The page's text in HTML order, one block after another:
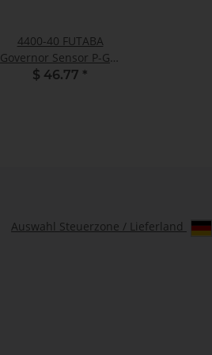
4400-40 FUTABA
Governor Sensor P-GV-
1/SNSR for GV-1
$ 46.77 *
Auswahl Steuerzone / Lieferland